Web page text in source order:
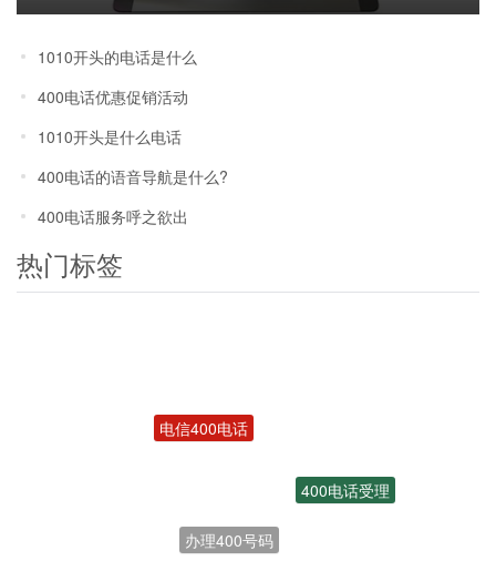
1010开头的电话是什么
400电话优惠促销活动
1010开头是什么电话
400电话的语音导航是什么?
400电话服务呼之欲出
热门标签
400电话受理